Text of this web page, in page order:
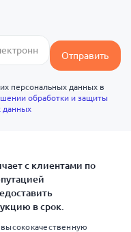
Отправить
персональных данных в
обработки и защиты
данных
с клиентами по
в срок.